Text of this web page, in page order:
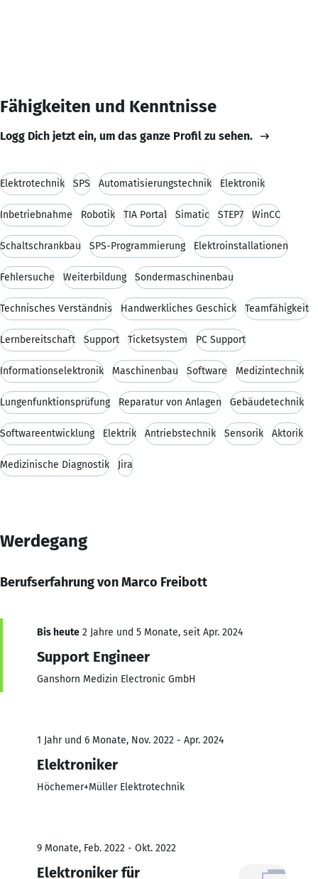
Fähigkeiten und Kenntnisse
Logg Dich jetzt ein, um das ganze Profil zu sehen.
Elektrotechnik SPS Automatisierungstechnik Elektronik
Inbetriebnahme Robotik TIA Portal Simatic STEP7 WinCC
Schaltschrankbau SPS-Programmierung Elektroinstallationen
Fehlersuche Weiterbildung Sondermaschinenbau
Technisches Verständnis Handwerkliches Geschick Teamfähigkeit
Lernbereitschaft Support Ticketsystem PC Support
Informationselektronik Maschinenbau Software Medizintechnik
Lungenfunktionsprüfung Reparatur von Anlagen Gebäudetechnik
Softwareentwicklung Elektrik Antriebstechnik Sensorik Aktorik
Medizinische Diagnostik Jira
Werdegang
Berufserfahrung von Marco Freibott
Bis heute 2 Jahre und 5 Monate, seit Apr. 2024
Support Engineer
Ganshorn Medizin Electronic GmbH
1 Jahr und 6 Monate, Nov. 2022 - Apr. 2024
Elektroniker
Höchemer+Müller Elektrotechnik
9 Monate, Feb. 2022 - Okt. 2022
Elektroniker für